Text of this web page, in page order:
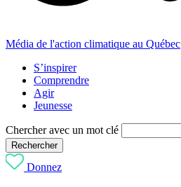
Média de l'action climatique au Québec
S’inspirer
Comprendre
Agir
Jeunesse
Chercher avec un mot clé
Rechercher
Donnez